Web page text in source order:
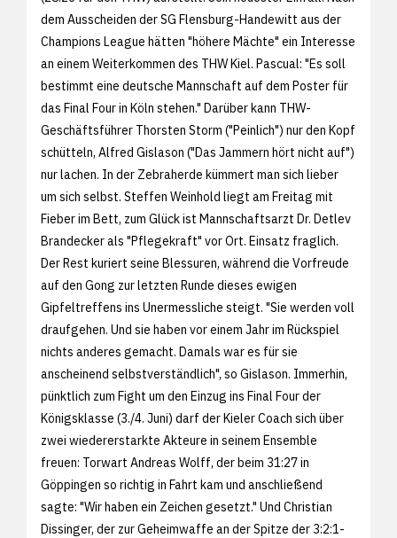
dem Ausscheiden der SG Flensburg-Handewitt aus der
Champions League hätten "höhere Mächte" ein Interesse
an einem Weiterkommen des THW Kiel. Pascual: "Es soll
bestimmt eine deutsche Mannschaft auf dem Poster für
das Final Four in Köln stehen." Darüber kann THW-
Geschäftsführer Thorsten Storm ("Peinlich") nur den Kopf
schütteln, Alfred Gislason ("Das Jammern hört nicht auf")
nur lachen. In der Zebraherde kümmert man sich lieber
um sich selbst. Steffen Weinhold liegt am Freitag mit
Fieber im Bett, zum Glück ist Mannschaftsarzt Dr. Detlev
Brandecker als "Pflegekraft" vor Ort. Einsatz fraglich.
Der Rest kuriert seine Blessuren, während die Vorfreude
auf den Gong zur letzten Runde dieses ewigen
Gipfeltreffens ins Unermessliche steigt. "Sie werden voll
draufgehen. Und sie haben vor einem Jahr im Rückspiel
nichts anderes gemacht. Damals war es für sie
anscheinend selbstverständlich", so Gislason. Immerhin,
pünktlich zum Fight um den Einzug ins Final Four der
Königsklasse (3./4. Juni) darf der Kieler Coach sich über
zwei wiedererstarkte Akteure in seinem Ensemble
freuen: Torwart Andreas Wolff, der beim 31:27 in
Göppingen so richtig in Fahrt kam und anschließend
sagte: "Wir haben ein Zeichen gesetzt." Und Christian
Dissinger, der zur Geheimwaffe an der Spitze der 3:2:1-